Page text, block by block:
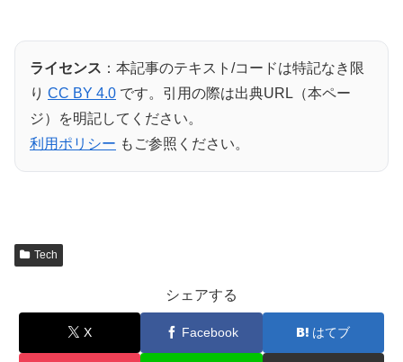
ライセンス ：本記事のテキスト/コードは特記なき限
り CC BY 4.0 です。引用の際は出典URL（本ペー
ジ）を明記してください。
利用ポリシー もご参照ください。
Tech
シェアする
X Facebook はてブ